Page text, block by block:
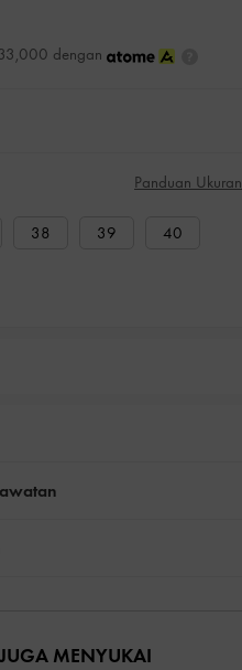
dengan
Panduan Ukuran
38 39 40
MENYUKAI